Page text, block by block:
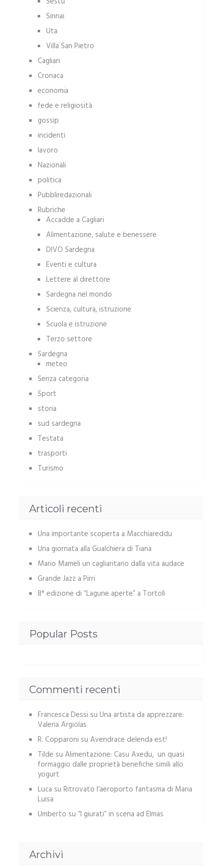
Sinnai
Uta
Villa San Pietro
Cagliari
Cronaca
economia
fede e religiosità
gossip
incidenti
lavoro
Nazionali
politica
Pubbliredazionali
Rubriche
Accadde a Cagliari
Alimentazione, salute e benessere
DIVO Sardegna
Eventi e cultura
Lettere al direttore
Sardegna nel mondo
Scienza, cultura, istruzione
Scuola e istruzione
Terzo settore
Sardegna
meteo
Senza categoria
Sport
storia
sud sardegna
Testata
trasporti
Turismo
Articoli recenti
Una importante scoperta a Macchiareddu
Una giornata alla Gualchiera di Tiana
Mario Mameli un cagliaritano dalla vita audace
Grande Jazz a Pirri
8° edizione di “Lagune aperte” a Tortolì
Popular Posts
Commenti recenti
Francesca Dessi su Una artista da apprezzare:
Valeria Argiolas
R. Copparoni su Avendrace delenda est!
Tilde su Alimentazione: Casu Axedu, un quasi
formaggio dalle proprietà benefiche simili allo
yogurt
Luca su Ritrovato l’aeroporto fantasma di Maria
Luisa
Umberto su “I giurati” in scena ad Elmas
Archivi